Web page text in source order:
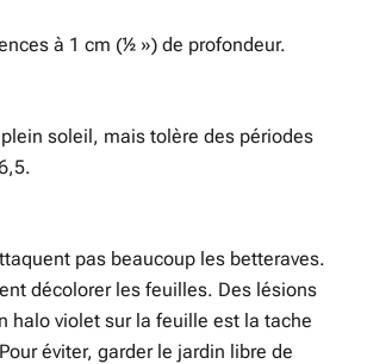
à 1 cm (½ ») de profondeur.
soleil, mais tolère des périodes
pas beaucoup les betteraves.
décolorer les feuilles. Des lésions
halo violet sur la feuille est la tache
éviter, garder le jardin libre de